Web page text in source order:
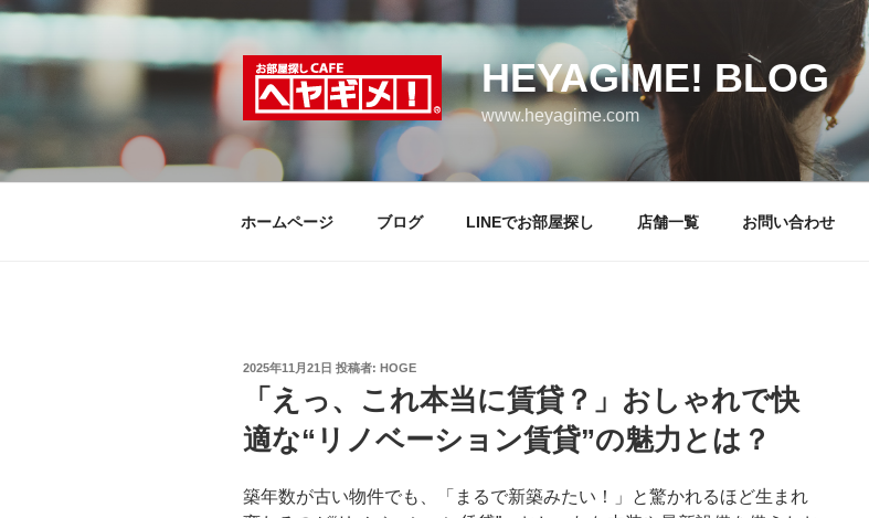
コ
テ
ツ
ス
HEYAGIME! BLOG
www.heyagime.com
ホームページ ブログ LINEでお部屋探し 店舗一覧 お問い合わせ
投
2025年11月21日 投稿者: HOGE
「えっ、これ本当に賃貸？」おしゃれで快
適な“リノベーション賃貸”の魅力とは？
築年数が古い物件でも、「まるで新築みたい！」と驚かれるほど生まれ